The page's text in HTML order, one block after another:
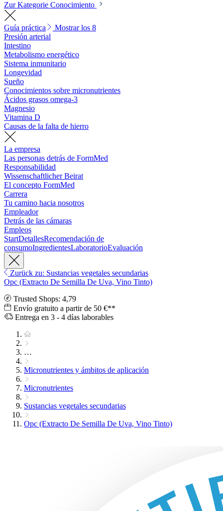
Zur Kategorie Conocimiento
Guía práctica
Mostrar los 8
Presión arterial
Intestino
Metabolismo energético
Sistema inmunitario
Longevidad
Sueño
Conocimientos sobre micronutrientes
Ácidos grasos omega-3
Magnesio
Vitamina D
Causas de la falta de hierro
La empresa
Las personas detrás de FormMed
Responsabilidad
Wissenschaftlicher Beirat
El concepto FormMed
Carrera
Tu camino hacia nosotros
Empleador
Detrás de las cámaras
Empleos
StartDetallesRecomendación de
consumoIngredientesLaboratorioEvaluación
Zurück zu: Sustancias vegetales secundarias
Opc (Extracto De Semilla De Uva, Vino Tinto)
Trusted Shops: 4,79
Envío gratuito a partir de 50 €**
Entrega en 3 - 4 días laborables
…
Micronutrientes y ámbitos de aplicación
Micronutrientes
Sustancias vegetales secundarias
Opc (Extracto De Semilla De Uva, Vino Tinto)